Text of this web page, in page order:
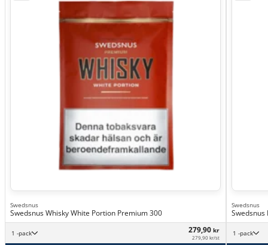
Swedsnus
Swedsnus Whisky White Portion Premium 300
1 -pack 279,90 kr
279,90 kr/st
Swedsnus
Swedsnus
1 -pack